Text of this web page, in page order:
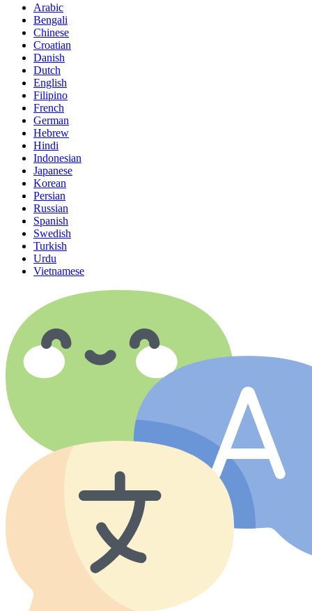
Arabic
Bengali
Chinese
Croatian
Danish
Dutch
English
Filipino
French
German
Hebrew
Hindi
Indonesian
Japanese
Korean
Persian
Russian
Spanish
Swedish
Turkish
Urdu
Vietnamese